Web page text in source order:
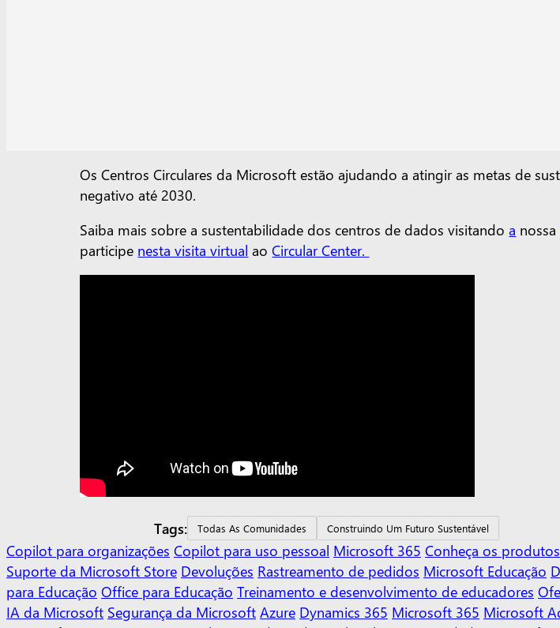
Os Centros Circulares da Microsoft estão ajudando a atingir as metas de
negativo até 2030.
Saiba mais sobre a sustentabilidade dos centros de dados visitandoa nossa
participe nesta visita virtual aoCircular Center.
Tags: Todas As Comunidades Construindo Um Futuro Sustentável
Copilot para organizações Copilot para uso pessoal Microsoft 365 Conheça os
Suporte da Microsoft Store Devoluções Rastreamento de pedidos Microsoft Educação
para Educação Office para Educação Treinamento e desenvolvimento de educadores
IA da Microsoft Segurança da Microsoft Azure Dynamics 365 Microsoft 365 Microsoft